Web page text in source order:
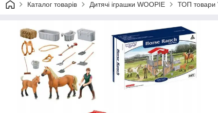
Каталог товарів Дитячі іграшки WOOPIE ТОП товари